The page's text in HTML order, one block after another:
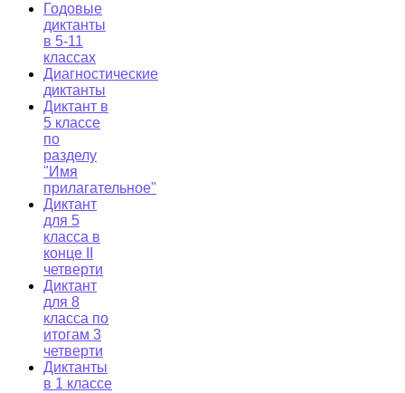
Годовые
диктанты
в 5-11
классах
Диагностические
диктанты
Диктант в
5 классе
по
разделу
"Имя
прилагательное"
Диктант
для 5
класса в
конце II
четверти
Диктант
для 8
класса по
итогам 3
четверти
Диктанты
в 1 классе